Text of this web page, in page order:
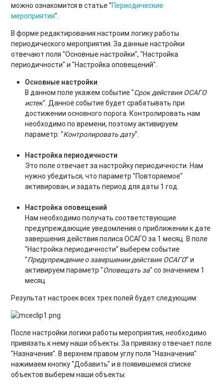
можно ознакомится в статье "Периодические
мероприятия".
В форме редактирования настроим логику работы
периодического мероприятия. За данные настройки
отвечают поля "Основные настройки", "Настройка
периодичности" и "Настройка оповещений".
Основные настройки
В данном поле укажем событие "Срок действия ОСАГО
истек". Данное событие будет срабатывать при
достижении основного порога. Контролировать нам
необходимо по времени, поэтому активируем
параметр: "Контролировать дату".
Настройка периодичности
Это поле отвечает за настройку периодичности. Нам
нужно убедиться, что параметр "Повторяемое"
активирован, и задать период для даты 1 год.
Настройка оповещений
Нам необходимо получать соответствующие
предупреждающие уведомления о приближении к дате
завершения действия полиса ОСАГО за 1 месяц. В поле
"Настройка периодичности" выберем событие
"Предупреждение о завершении действия ОСАГО" и
активируем параметр "Оповещать за" со значением 1
месяц
Результат настроек всех трех полей будет следующим:
После настройки логики работы мероприятия, необходимо
привязать к нему наши объекты. За привязку отвечает поле
"Назначения". В верхнем правом углу поля "Назначения"
нажимаем кнопку "Добавить" и в появившемся списке
объектов выберем наши объекты: